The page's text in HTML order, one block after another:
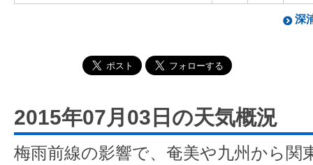
深
2015年07月03日の天気概況
梅雨前線の影響で、奄美や九州から関